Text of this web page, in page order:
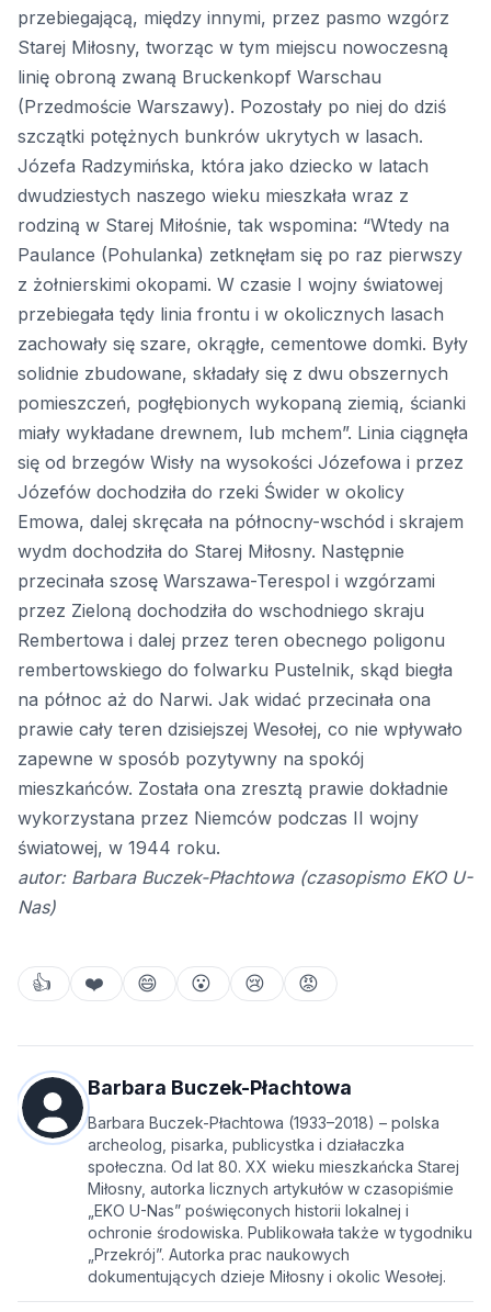
przebiegającą, między innymi, przez pasmo wzgórz
Starej Miłosny, tworząc w tym miejscu nowoczesną
linię obroną zwaną Bruckenkopf Warschau
(Przedmoście Warszawy). Pozostały po niej do dziś
szczątki potężnych bunkrów ukrytych w lasach.
Józefa Radzymińska, która jako dziecko w latach
dwudziestych naszego wieku mieszkała wraz z
rodziną w Starej Miłośnie, tak wspomina: “Wtedy na
Paulance (Pohulanka) zetknęłam się po raz pierwszy
z żołnierskimi okopami. W czasie I wojny światowej
przebiegała tędy linia frontu i w okolicznych lasach
zachowały się szare, okrągłe, cementowe domki. Były
solidnie zbudowane, składały się z dwu obszernych
pomieszczeń, pogłębionych wykopaną ziemią, ścianki
miały wykładane drewnem, lub mchem”. Linia ciągnęła
się od brzegów Wisły na wysokości Józefowa i przez
Józefów dochodziła do rzeki Świder w okolicy
Emowa, dalej skręcała na północny-wschód i skrajem
wydm dochodziła do Starej Miłosny. Następnie
przecinała szosę Warszawa-Terespol i wzgórzami
przez Zieloną dochodziła do wschodniego skraju
Rembertowa i dalej przez teren obecnego poligonu
rembertowskiego do folwarku Pustelnik, skąd biegła
na północ aż do Narwi. Jak widać przecinała ona
prawie cały teren dzisiejszej Wesołej, co nie wpływało
zapewne w sposób pozytywny na spokój
mieszkańców. Została ona zresztą prawie dokładnie
wykorzystana przez Niemców podczas II wojny
światowej, w 1944 roku.
autor: Barbara Buczek-Płachtowa (czasopismo EKO U-
Nas)
👍 ❤️ 😄 😮 😢 😡
Barbara Buczek-Płachtowa
Barbara Buczek-Płachtowa (1933–2018) – polska
archeolog, pisarka, publicystka i działaczka
społeczna. Od lat 80. XX wieku mieszkańcka Starej
Miłosny, autorka licznych artykułów w czasopiśmie
„EKO U-Nas” poświęconych historii lokalnej i
ochronie środowiska. Publikowała także w tygodniku
„Przekrój”. Autorka prac naukowych
dokumentujących dzieje Miłosny i okolic Wesołej.